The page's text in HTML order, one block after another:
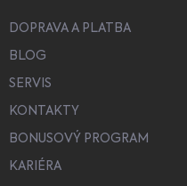
DOPRAVA A PLATBA
BLOG
SERVIS
KONTAKTY
BONUSOVÝ PROGRAM
KARIÉRA